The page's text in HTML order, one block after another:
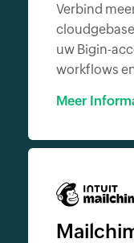
Verbind
uw Bigin-
workflows
Meer